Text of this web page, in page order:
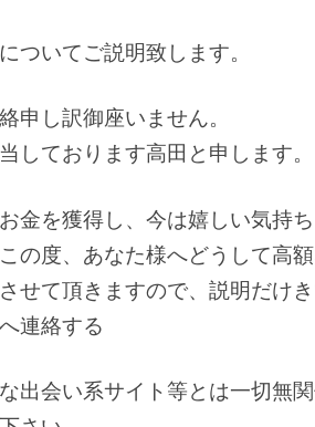
ついてご説明致します。
申し訳御座いません。
しております高田と申します。
金を獲得し、今は嬉しい気持
の度、あなた様へどうして高
せて頂きますので、説明だけ
連絡する
出会い系サイト等とは一切無